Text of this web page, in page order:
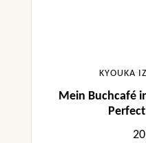
KYOUKA
Mein Buchcafé